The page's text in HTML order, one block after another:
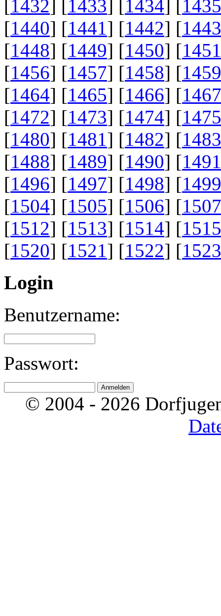
1432 1433 1434
1435
[1440] [1441] [1442] [1443
[1448] [1449] [1450] [1451
[1456] [1457] [1458] [1459
[1464] [1465] [1466] [1467
[1472] [1473] [1474] [1475
[1480] [1481] [1482] [1483
[1488] [1489] [1490] [1491
[1496] [1497] [1498] [1499
[1504] [1505] [1506] [1507
[1512] [1513] [1514] [1515
[1520] [1521] [1522] [1523
Login
Benutzername:
Passwort:
© 2004 - 2026